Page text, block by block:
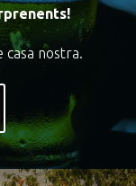
casa nostra.